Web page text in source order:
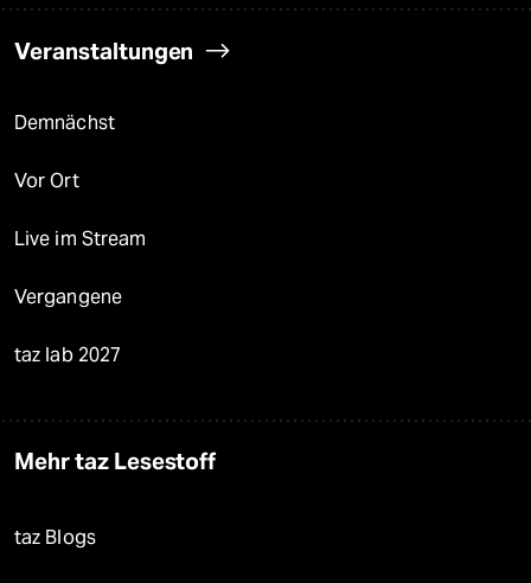
Veranstaltungen
Demnächst
Vor Ort
Live im Stream
Vergangene
taz lab 2027
Mehr taz Lesestoff
taz Blogs